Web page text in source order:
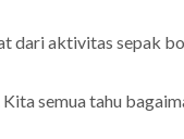
dari aktivitas sepak
semua tahu